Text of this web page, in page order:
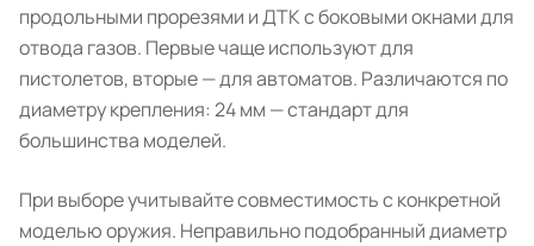
продольными прорезями и ДТК с боковыми окнами для
отвода газов. Первые чаще используют для
пистолетов, вторые — для автоматов. Различаются по
диаметру крепления: 24 мм — стандарт для
большинства моделей.
При выборе учитывайте совместимость с конкретной
моделью оружия. Неправильно подобранный диаметр